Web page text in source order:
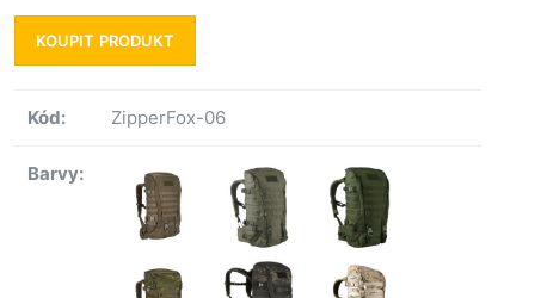
KOUPIT PRODUKT
Kód: ZipperFox-06
Barvy: